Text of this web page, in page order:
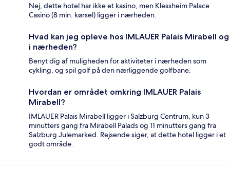
Nej, dette hotel har ikke et kasino, men Klessheim Palace
Casino (8 min. kørsel) ligger i nærheden.
Hvad kan jeg opleve hos IMLAUER Palais Mirabell og
i nærheden?
Benyt dig af muligheden for aktiviteter i nærheden som
cykling, og spil golf på den nærliggende golfbane.
Hvordan er området omkring IMLAUER Palais
Mirabell?
IMLAUER Palais Mirabell ligger i Salzburg Centrum, kun 3
minutters gang fra Mirabell Palads og 11 minutters gang fra
Salzburg Julemarked. Rejsende siger, at dette hotel ligger i et
godt område.